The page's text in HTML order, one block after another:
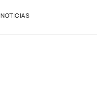
NOTICIAS